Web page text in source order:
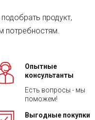
продукт,
потребностям.
Опытные
консультанты
Есть вопросы - мы
поможем!
Выгодные покупки